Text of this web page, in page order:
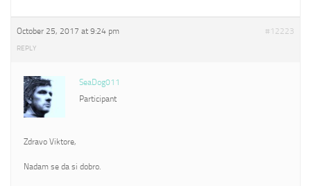
October 25, 2017 at 9:24 pm #12223
REPLY
SeaDog011
Participant
Zdravo Viktore,
Nadam se da si dobro.